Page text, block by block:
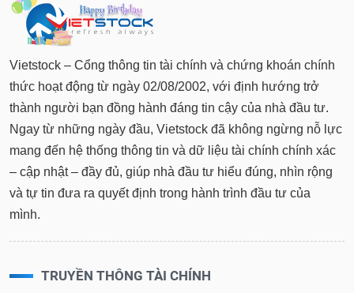
Vietstock – Cổng thông tin tài chính và chứng khoán chính
thức hoạt động từ ngày 02/08/2002, với định hướng trở
thành người bạn đồng hành đáng tin cậy của nhà đầu tư.
Ngay từ những ngày đầu, Vietstock đã không ngừng nỗ lực
mang đến hệ thống thông tin và dữ liệu tài chính chính xác
– cập nhật – đầy đủ, giúp nhà đầu tư hiểu đúng, nhìn rộng
và tự tin đưa ra quyết định trong hành trình đầu tư của
mình.
TRUYỀN THÔNG TÀI CHÍNH